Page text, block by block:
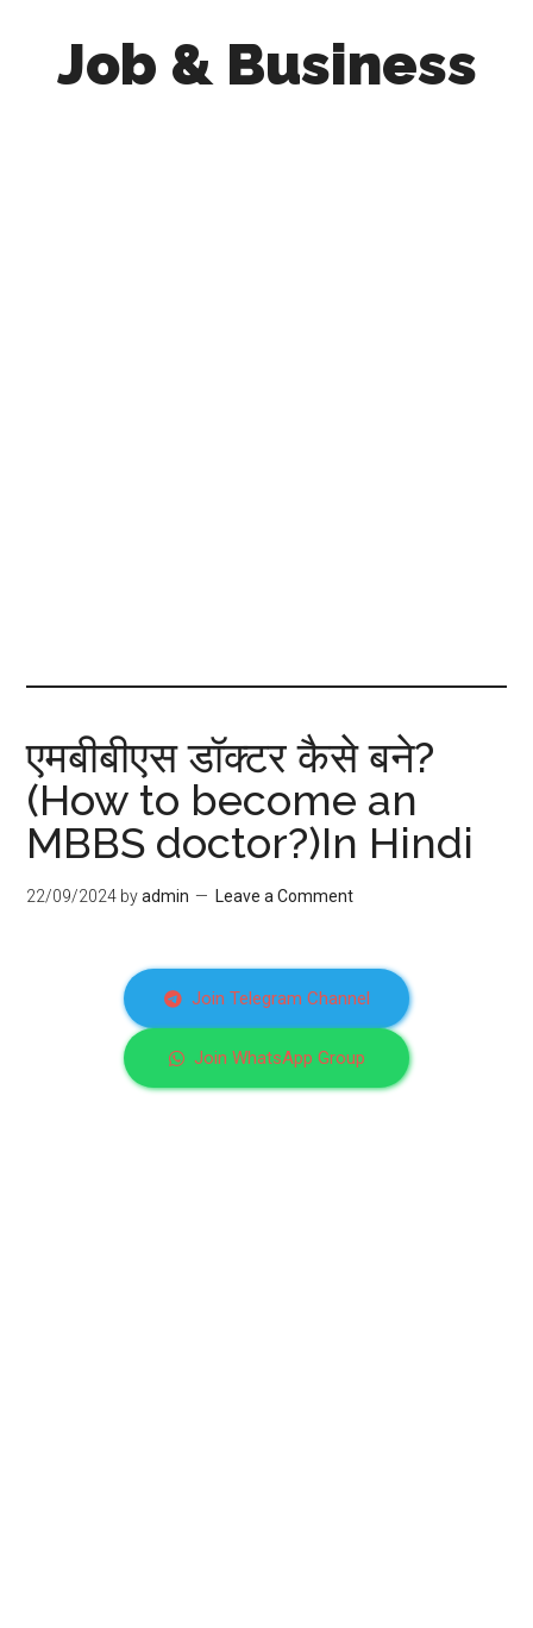
Job & Business
एमबीबीएस डॉक्टर कैसे बने?
(How to become an
MBBS doctor?)In Hindi
22/09/2024 byadmin Leave a Comment
Join Telegram Channel
Join WhatsApp Group